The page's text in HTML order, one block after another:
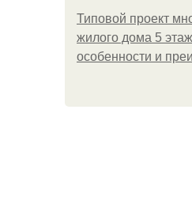
Типовой проект
жилого дома 5
особенности и